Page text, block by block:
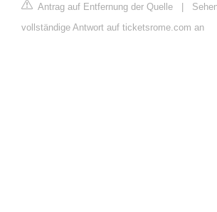
Antrag auf Entfernung der Quelle |
vollständige Antwort auf ticketsrome.com an